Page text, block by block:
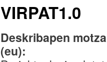
VIRPAT1.0
Deskribapen
(eu):